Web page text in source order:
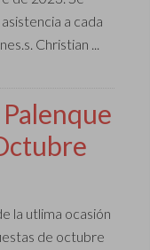
a cada
Christian ...
la utlima ocasión
de octubre